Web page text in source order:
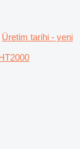
Üretim tarihi - yeni